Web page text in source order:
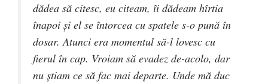
dădea să citesc, eu citeam, îi dădeam hîrtia
înapoi şi el se întorcea cu spatele s-o pună în
dosar. Atunci era momentul să-l lovesc cu
fierul în cap. Vroiam să evadez de-acolo, dar
nu ştiam ce să fac mai departe. Unde mă duc